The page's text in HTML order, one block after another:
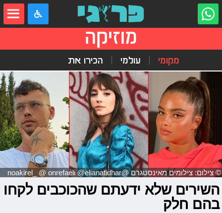
מוזיקה
מקומי עולמי הכירו את
© צילום: צילומים מאינסטגרם @noakirel_ @ onrefaeli @elianatidhar
השירים שלא ידעתם שהכוכבים לקחו
בהם חלק